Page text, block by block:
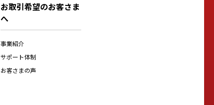
お取引希望のお客さま
へ
事業紹介
サポート体制
お客さまの声